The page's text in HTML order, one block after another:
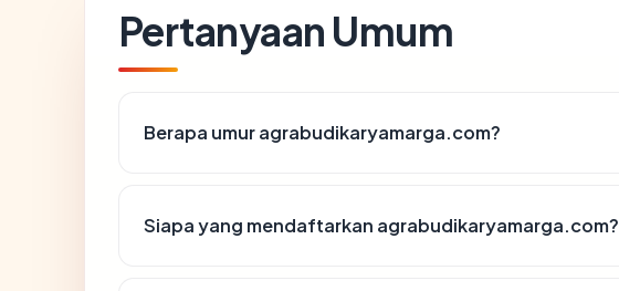
Pertanyaan Umum
Berapa umur agrabudikaryamarga.com?
Siapa yang mendaftarkan agrabudikaryamarga.com?